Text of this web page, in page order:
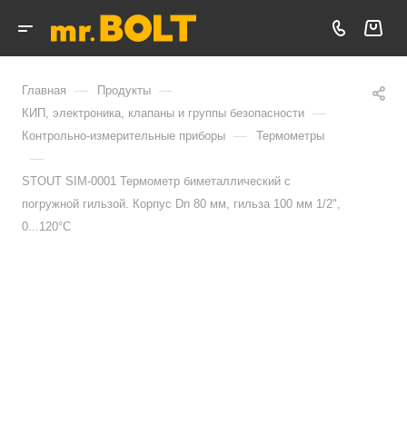
Главная — Продукты —
КИП, электроника, клапаны и группы безопасности —
Контрольно-измерительные приборы — Термометры
—
STOUT SIM-0001 Термометр биметаллический с
погружной гильзой. Корпус Dn 80 мм, гильза 100 мм 1/2",
0...120°С